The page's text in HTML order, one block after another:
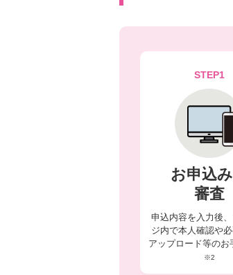
STEP1
お申込み
審査
申込内容を入力後
ジ内で本人確認や
アップロード等のお
※2